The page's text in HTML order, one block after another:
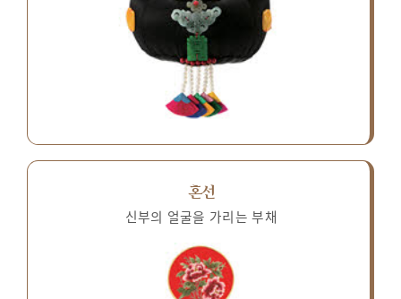
혼선
신부의 얼굴을 가리는 부채